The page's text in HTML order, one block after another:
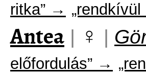
ritka” → „rendkívül
Antea | ♀ |
előfordulás” →